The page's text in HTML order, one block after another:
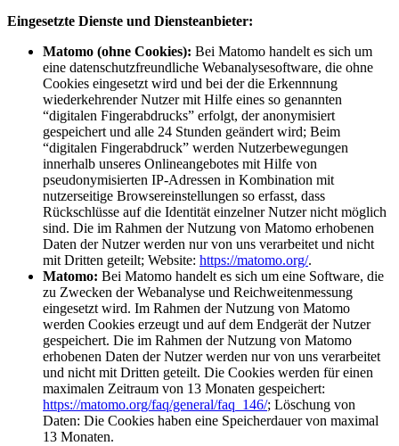
Eingesetzte Dienste und Diensteanbieter:
Matomo (ohne Cookies): Bei Matomo handelt es sich um
eine datenschutzfreundliche Webanalysesoftware, die ohne
Cookies eingesetzt wird und bei der die Erkennnung
wiederkehrender Nutzer mit Hilfe eines so genannten
“digitalen Fingerabdrucks” erfolgt, der anonymisiert
gespeichert und alle 24 Stunden geändert wird; Beim
“digitalen Fingerabdruck” werden Nutzerbewegungen
innerhalb unseres Onlineangebotes mit Hilfe von
pseudonymisierten IP-Adressen in Kombination mit
nutzerseitige Browsereinstellungen so erfasst, dass
Rückschlüsse auf die Identität einzelner Nutzer nicht möglich
sind. Die im Rahmen der Nutzung von Matomo erhobenen
Daten der Nutzer werden nur von uns verarbeitet und nicht
mit Dritten geteilt; Website: https://matomo.org/.
Matomo: Bei Matomo handelt es sich um eine Software, die
zu Zwecken der Webanalyse und Reichweitenmessung
eingesetzt wird. Im Rahmen der Nutzung von Matomo
werden Cookies erzeugt und auf dem Endgerät der Nutzer
gespeichert. Die im Rahmen der Nutzung von Matomo
erhobenen Daten der Nutzer werden nur von uns verarbeitet
und nicht mit Dritten geteilt. Die Cookies werden für einen
maximalen Zeitraum von 13 Monaten gespeichert:
https://matomo.org/faq/general/faq_146/; Löschung von
Daten: Die Cookies haben eine Speicherdauer von maximal
13 Monaten.